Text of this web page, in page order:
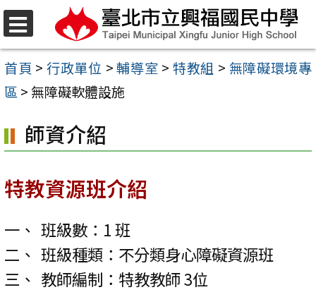
選
單
跳
至
主
要
容
區
首頁 > 行政單位 >輔導室 > 特教組 > 無障礙環境專
區> 無障礙軟體設施
師資介紹
特教資源班介紹
班級數：1 班
班級種類：不分類身心障礙資源班
教師編制：特教教師 3位